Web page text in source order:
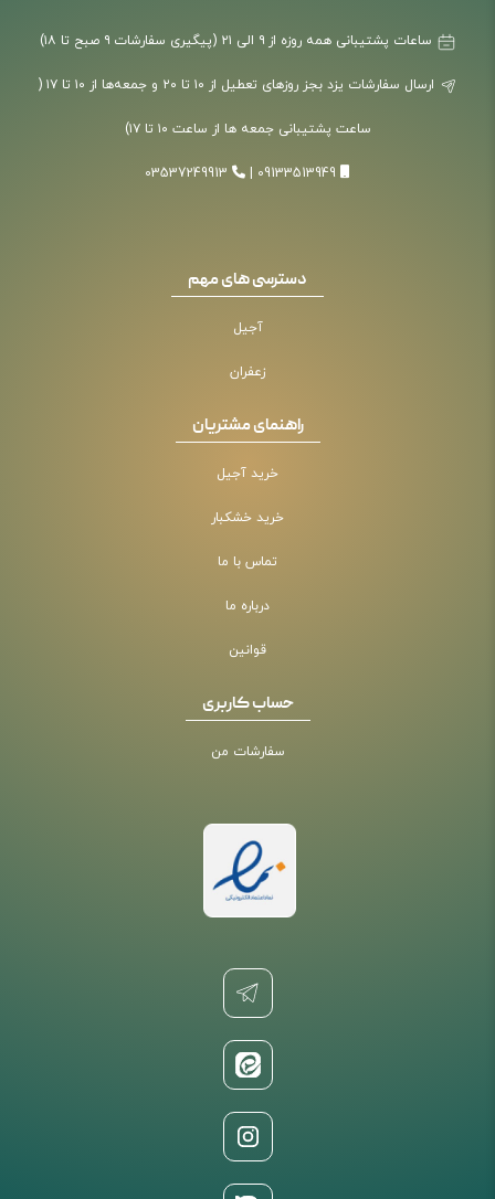
ارسال سفارشات یزد بجز روزهای تعطیل از ۱۰ تا ۲۰ و جمعه‌ها از ۱۰ تا ۱۷ (
ساعت پشتیبانی جمعه ها از ساعت ۱۰ تا ۱۷)
09133513949
03537249913
دسترسی های مهم
آجیل
زعفران
راهنمای مشتریان
خرید آجیل
خرید خشکبار
تماس با ما
درباره ما
قوانین
حساب کاربری
سفارشات من